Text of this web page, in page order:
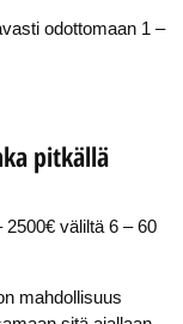
odottomaan 1 –
pitkällä
2500€ väliltä 6 – 60
mahdollisuus